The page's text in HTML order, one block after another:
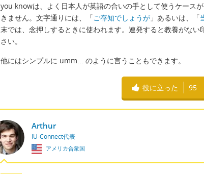
you knowは、よく日本人が英語の合いの手として使うケース
きません。文字通りには、「ご存知でしょうが 」あるいは、「
末では、念押しするときに使われます。連発すると教養がな
さい。
他にはシンプルに umm... のように言うこともできます。
役に立った 95
Arthur
IU-Connect代表
アメリカ合衆国